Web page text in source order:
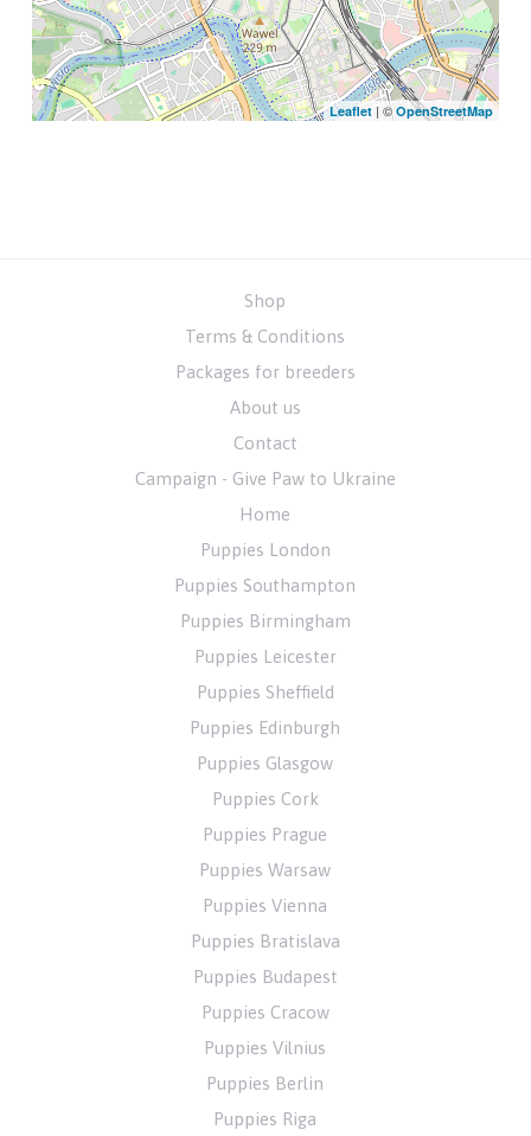
Leaflet| ©OpenStreetMap
Shop
Terms & Conditions
Packages for breeders
About us
Contact
Campaign - Give Paw to Ukraine
Home
Puppies London
Puppies Southampton
Puppies Birmingham
Puppies Leicester
Puppies Sheffield
Puppies Edinburgh
Puppies Glasgow
Puppies Cork
Puppies Prague
Puppies Warsaw
Puppies Vienna
Puppies Bratislava
Puppies Budapest
Puppies Cracow
Puppies Vilnius
Puppies Berlin
Puppies Riga